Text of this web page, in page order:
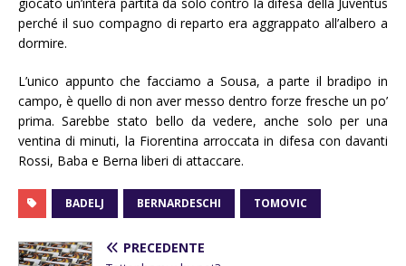
perché il suo compagno di reparto era aggrappato all’albero a
dormire.
L’unico appunto che facciamo a Sousa, a parte il bradipo in
campo, è quello di non aver messo dentro forze fresche un po’
prima. Sarebbe stato bello da vedere, anche solo per una
ventina di minuti, la Fiorentina arroccata in difesa con davanti
Rossi, Baba e Berna liberi di attaccare.
BADELJ BERNARDESCHI TOMOVIC
PRECEDENTE